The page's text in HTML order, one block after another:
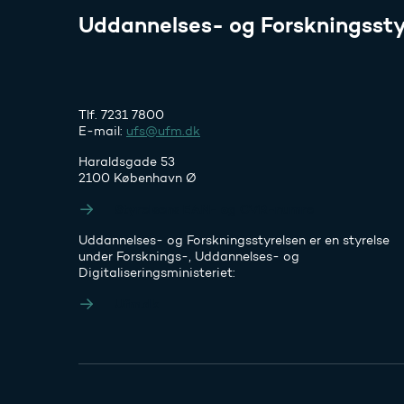
Uddannelses- og
Tlf. 7231 7800
E-mail: ufs@ufm.dk
Haraldsgade 53
2100 København Ø
Uddannelses- og Forskningsstyrelsen er en styrelse
under Forsknings-, Uddannelses- og
Digitaliseringsministeriet: